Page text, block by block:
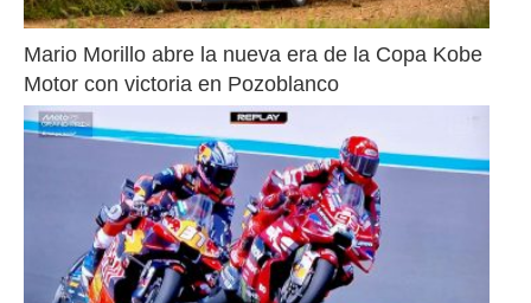
Mario Morillo abre la nueva era de la Copa Kobe
Motor con victoria en Pozoblanco